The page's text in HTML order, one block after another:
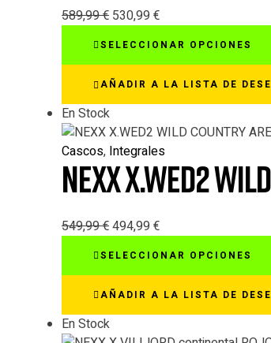
589,99€ 530,99 €
SELECCIONAR OPCIONES
AÑADIR A LA LISTA DE
En Stock
Cascos, Integrales
NEXX X.WED2
549,99€494,99 €
SELECCIONAR OPCIONES
AÑADIR A LA LISTA DE
En Stock